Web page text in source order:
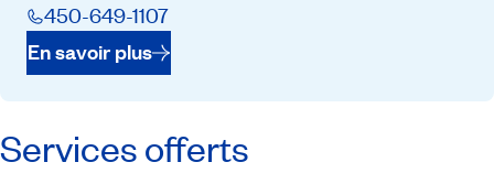
450-649-1107
En savoir plus
Services offerts